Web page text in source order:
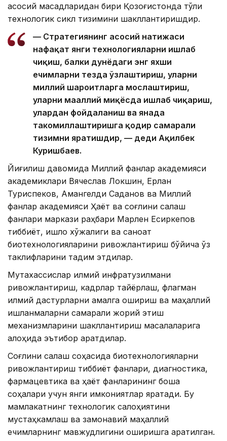
асосий мақсадларидан бири Қозоғистонда тўлиқ
технологик сикл тизимини шакллантиришдир.
— Стратегиянинг асосий натижаси
нафақат янги технологияларни ишлаб
чиқиш, балки дунёдаги энг яхши
ечимларни тезда ўзлаштириш, уларни
миллий шароитларга мослаштириш,
уларни маҳаллий миқёсда ишлаб чиқариш,
улардан фойдаланиш ва янада
такомиллаштиришга қодир самарали
тизимни яратишдир, — деди Ақилбек
Куришбаев.
Йиғилиш давомида Миллий фанлар академияси
академиклари Вячеслав Локшин, Ерлан
Туриспеков, Амангелди Саданов ва Миллий
фанлар академияси Ҳаёт ва соғлиқни сақлаш
фанлари маркази раҳбари Марлен Есиркепов
тиббиёт, қишлоқ хўжалиги ва саноат
биотехнологияларини ривожлантириш бўйича ўз
таклифларини тақдим этдилар.
Мутахассислар илмий инфратузилмани
ривожлантириш, кадрлар тайёрлаш, флагман
илмий дастурларни амалга ошириш ва маҳаллий
ишланмаларни самарали жорий этиш
механизмларини шакллантириш масалаларига
алоҳида эътибор қаратдилар.
Соғлиқни сақлаш соҳасида биотехнологияларни
ривожлантириш тиббиёт фанлари, диагностика,
фармацевтика ва ҳаёт фанларининг бошқа
соҳалари учун янги имкониятлар яратади. Бу
мамлакатнинг технологик салоҳиятини
мустаҳкамлаш ва замонавий маҳаллий
ечимларнинг мавжудлигини оширишга қаратилган.